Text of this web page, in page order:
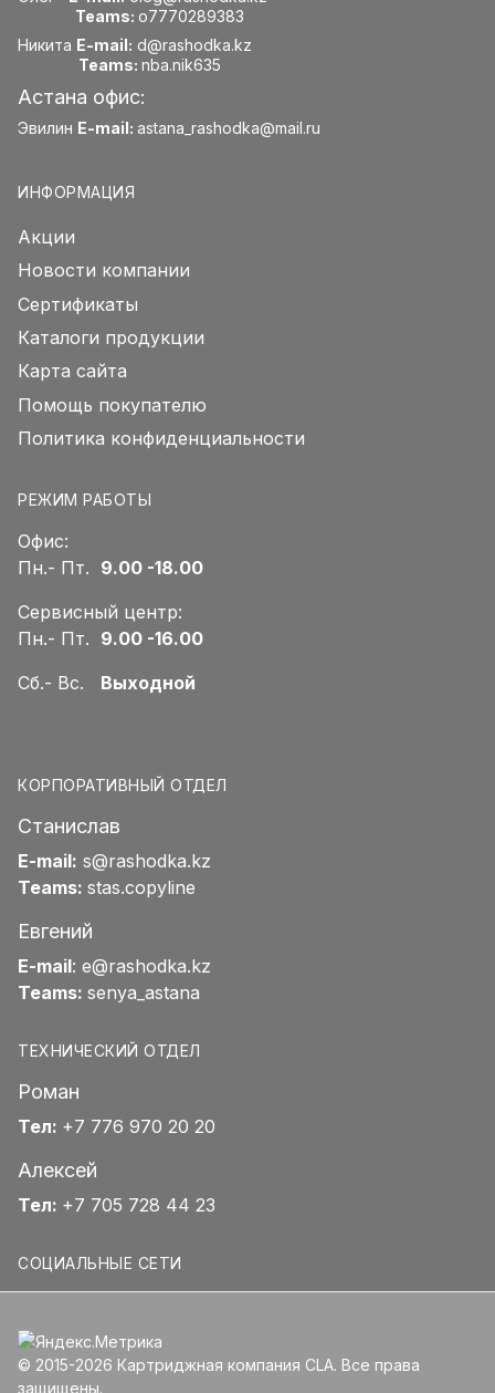
Teams: o7770289383
Никита E-mail: d@rashodka.kz
Teams: nba.nik635
Астана офис:
Эвилин E-mail: astana_rashodka@mail.ru
ИНФОРМАЦИЯ
Акции
Новости компании
Сертификаты
Каталоги продукции
Карта сайта
Помощь покупателю
Политика конфиденциальности
РЕЖИМ РАБОТЫ
Офис:
Пн.- Пт. 9.00 -18.00
Сервисный центр:
Пн.- Пт. 9.00 -16.00
Сб.- Вс. Выходной
КОРПОРАТИВНЫЙ ОТДЕЛ
Станислав
E-mail: s@rashodka.kz
Teams: stas.copyline
Евгений
E-mail: e@rashodka.kz
Teams: senya_astana
ТЕХНИЧЕСКИЙ ОТДЕЛ
Роман
Тел: +7 776 970 20 20
Алексей
Тел: +7 705 728 44 23
СОЦИАЛЬНЫЕ СЕТИ
© 2015-2026 Картриджная компания CLA. Все права
защищены.